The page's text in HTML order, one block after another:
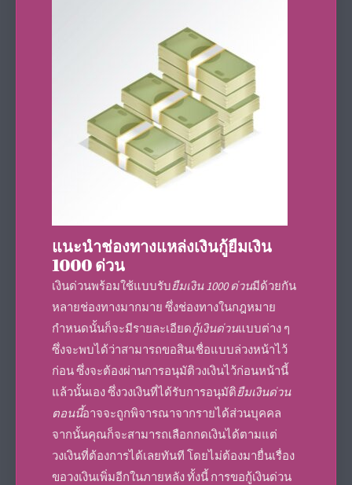
แนะนำช่องทางแหล่งเงินกู้ยืมเงิน
1000 ด่วน
เงินด่วนพร้อมใช้แบบรับยืมเงิน 1000 ด่วนมีด้วยกัน
หลายช่องทางมากมาย ซึ่งช่องทางในกฎหมาย
กำหนดนั้นก็จะมีรายละเอียดกู้เงินด่วนแบบต่าง ๆ
ซึ่งจะพบได้ว่าสามารถขอสินเชื่อแบบล่วงหน้าไว้
ก่อน ซึ่งจะต้องผ่านการอนุมัติวงเงินไว้ก่อนหน้านี้
แล้วนั้นเอง ซึ่งวงเงินที่ได้รับการอนุมัติยืมเงินด่วน
ตอนนี้อาจจะถูกพิจารณาจากรายได้ส่วนบุคคล
จากนั้นคุณก็จะสามารถเลือกกดเงินได้ตามแต่
วงเงินที่ต้องการได้เลยทันที โดยไม่ต้องมายื่นเรื่อง
ขอวงเงินเพิ่มอีกในภายหลัง ทั้งนี้ การขอกู้เงินด่วน